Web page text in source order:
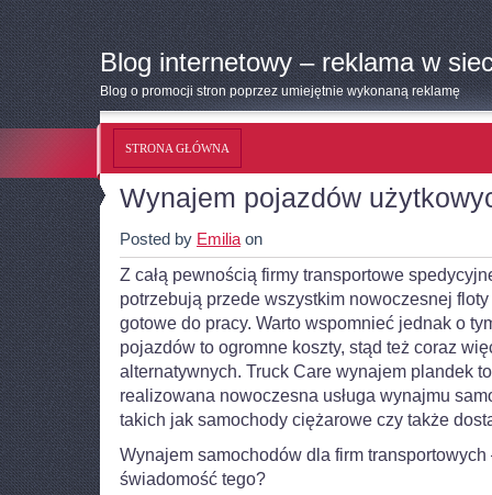
Blog internetowy – reklama w
Blog o promocji stron poprzez umiejętnie wykonaną reklamę
STRONA GŁÓWNA
Wynajem pojazdów
Posted by Emilia on
Z całą pewnością firmy transportowe
potrzebują przede wszystkim nowoczesnej
gotowe do pracy. Warto wspomnieć jednak o
pojazdów to ogromne koszty, stąd też coraz
alternatywnych. Truck Care wynajem plandek
realizowana nowoczesna usługa wynajmu
takich jak samochody ciężarowe czy także
Wynajem samochodów dla firm transportowych
świadomość tego?